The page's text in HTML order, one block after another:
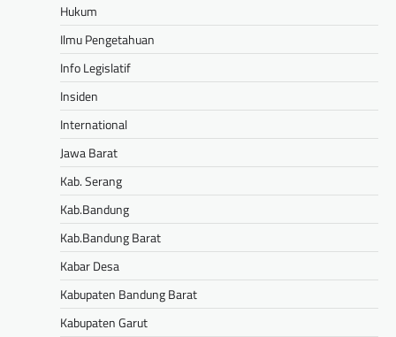
Hukum
Ilmu Pengetahuan
Info Legislatif
Insiden
International
Jawa Barat
Kab. Serang
Kab.Bandung
Kab.Bandung Barat
Kabar Desa
Kabupaten Bandung Barat
Kabupaten Garut